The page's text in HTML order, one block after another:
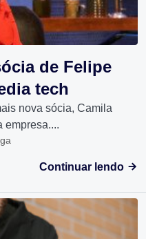
de Felipe
tech
nova sócia, Camila
empresa....
Continuar lendo